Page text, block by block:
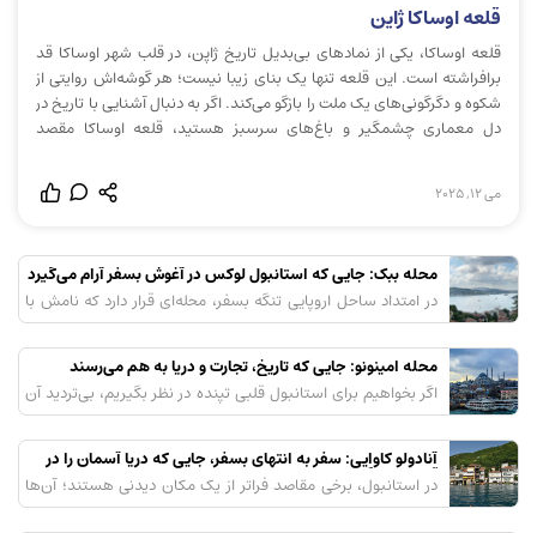
قلعه اوساکا ژاپن
قلعه اوساکا، یکی از نمادهای بی‌بدیل تاریخ ژاپن، در قلب شهر اوساکا قد
برافراشته است. این قلعه تنها یک بنای زیبا نیست؛ هر گوشه‌اش روایتی از
شکوه و دگرگونی‌های یک ملت را بازگو می‌کند. اگر به دنبال آشنایی با تاریخ در
دل معماری چشمگیر و باغ‌های سرسبز هستید، قلعه اوساکا مقصد
می 12, 2025
محله ببک: جایی که استانبول لوکس در آغوش بسفر آرام می‌گیرد
در امتداد ساحل اروپایی تنگه بسفر، محله‌ای قرار دارد که نامش با
آرامش، زیبایی و زندگی لوکس گره خورده است. ببک (Bebek)، بیش
خیره‌کننده بسفر با مدرن‌ترین و شیک‌ترین کافه‌ها، رستوران‌ها و
ویلاها در هم آمیخته و تصویری بی‌نظیر از استانبول معاصر را به […]
محله امینونو: جایی که تاریخ، تجارت و دریا به هم می‌رسند
اگر بخواهیم برای استانبول قلبی تپنده در نظر بگیریم، بی‌تردید آن
قلب، محله امینونو (Eminönü) خواهد بود. اینجا تنها یک منطقه
دوران‌های مختلف به هم می‌رسند. امینونو از دوران بیزانس تا
امپراتوری عثمانی و امروز، به لطف موقعیت استراتژیک خود در
دهانه خلیج شاخ […]
آنادولو کاوایی: سفر به انتهای بسفر، جایی که دریا آسمان را در
آغوش می‌گیرد
در استانبول، برخی مقاصد فراتر از یک مکان دیدنی هستند؛ آن‌ها
یک تجربه کامل و چندوجهی را ارائه می‌دهند. آنادولو کاوایی